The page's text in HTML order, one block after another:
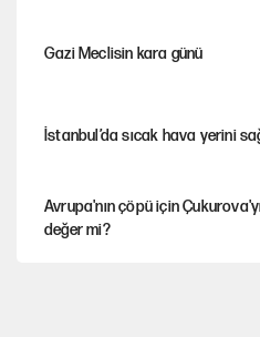
Gazi Meclisin kara günü
İstanbul’da sıcak hava yerini
Avrupa'nın çöpü için
değer mi?